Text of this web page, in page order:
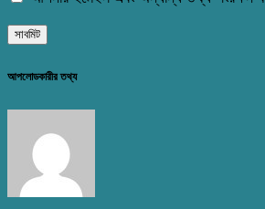
আপলোডকারীর তথ্য